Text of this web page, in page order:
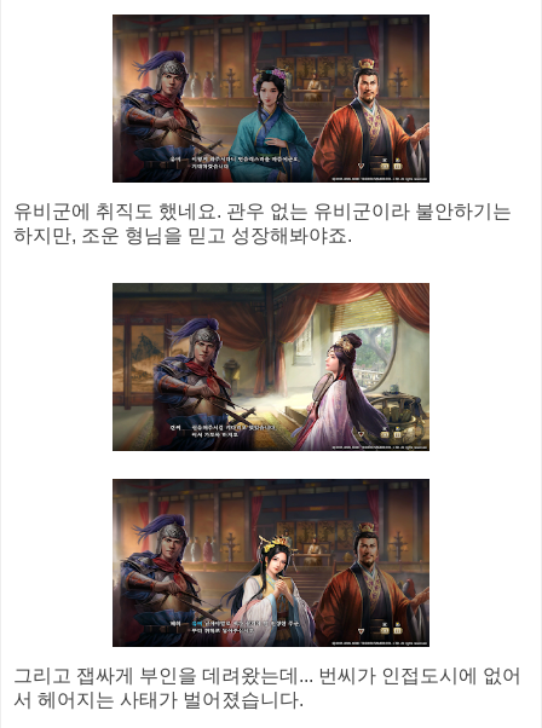
유비군에 취직도 했네요. 관우 없는 유비군이라 불안하기는
하지만, 조운 형님을 믿고 성장해봐야죠.
그리고 잽싸게 부인을 데려왔는데... 번씨가 인접도시에 없어
서 헤어지는 사태가 벌어졌습니다.